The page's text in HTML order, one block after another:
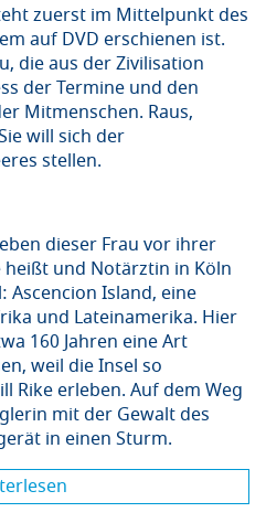
zuerst im Mittelpunkt des
auf DVD erschienen ist.
die aus der Zivilisation
der Termine und den
Mitmenschen. Raus,
will sich der
stellen.
dieser Frau vor ihrer
heißt und Notärztin in Köln
Ascencion Island, eine
und Lateinamerika. Hier
160 Jahren eine Art
weil die Insel so
Rike erleben. Auf dem Weg
mit der Gewalt des
in einen Sturm.